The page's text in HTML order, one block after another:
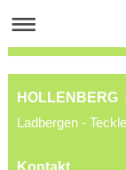
HOLLENBERG
Ladbergen -